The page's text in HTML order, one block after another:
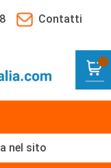
Contatti